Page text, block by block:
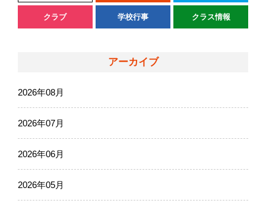
クラブ 学校行事 クラス情報
アーカイブ
2026年08月
2026年07月
2026年06月
2026年05月